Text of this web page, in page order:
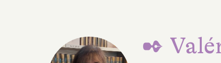
✒